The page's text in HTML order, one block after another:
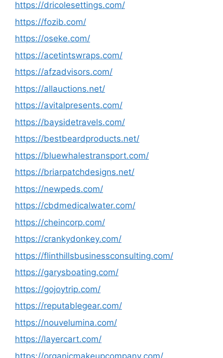
https://dricolesettings.com/
https://fozib.com/
https://oseke.com/
https://acetintswraps.com/
https://afzadvisors.com/
https://allauctions.net/
https://avitalpresents.com/
https://baysidetravels.com/
https://bestbeardproducts.net/
https://bluewhalestransport.com/
https://briarpatchdesigns.net/
https://newpeds.com/
https://cbdmedicalwater.com/
https://cheincorp.com/
https://crankydonkey.com/
https://flinthillsbusinessconsulting.com/
https://garysboating.com/
https://gojoytrip.com/
https://reputablegear.com/
https://nouvelumina.com/
https://layercart.com/
https://organicmakeupcompany.com/